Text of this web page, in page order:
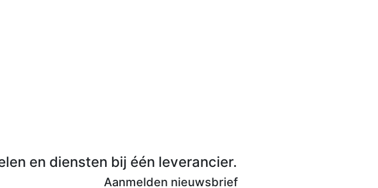
en diensten bij één leverancier.
Aanmelden nieuwsbrief